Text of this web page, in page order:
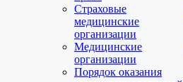
Страховые
медицинские
организации
Медицинские
организации
Порядок оказания